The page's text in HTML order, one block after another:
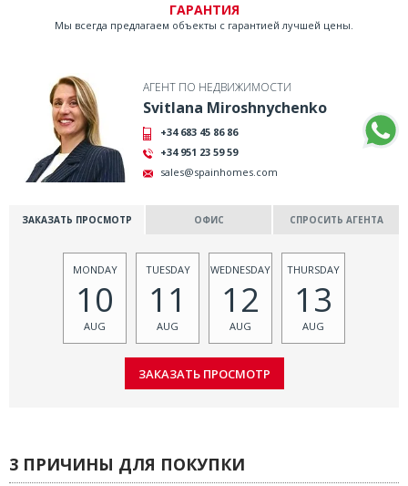
ГАРАНТИЯ
Мы всегда предлагаем объекты с гарантией лучшей цены.
АГЕНТ ПО НЕДВИЖИМОСТИ
Svitlana Miroshnychenko
+34 683 45 86 86
+34 951 23 59 59
sales@spainhomes.com
ЗАКАЗАТЬ ПРОСМОТР ОФИС СПРОСИТЬ АГЕНТА
MONDAY
10
AUG
TUESDAY
11
AUG
WEDNESDAY
12
AUG
THURSDAY
13
AUG
3 ПРИЧИНЫ ДЛЯ ПОКУПКИ